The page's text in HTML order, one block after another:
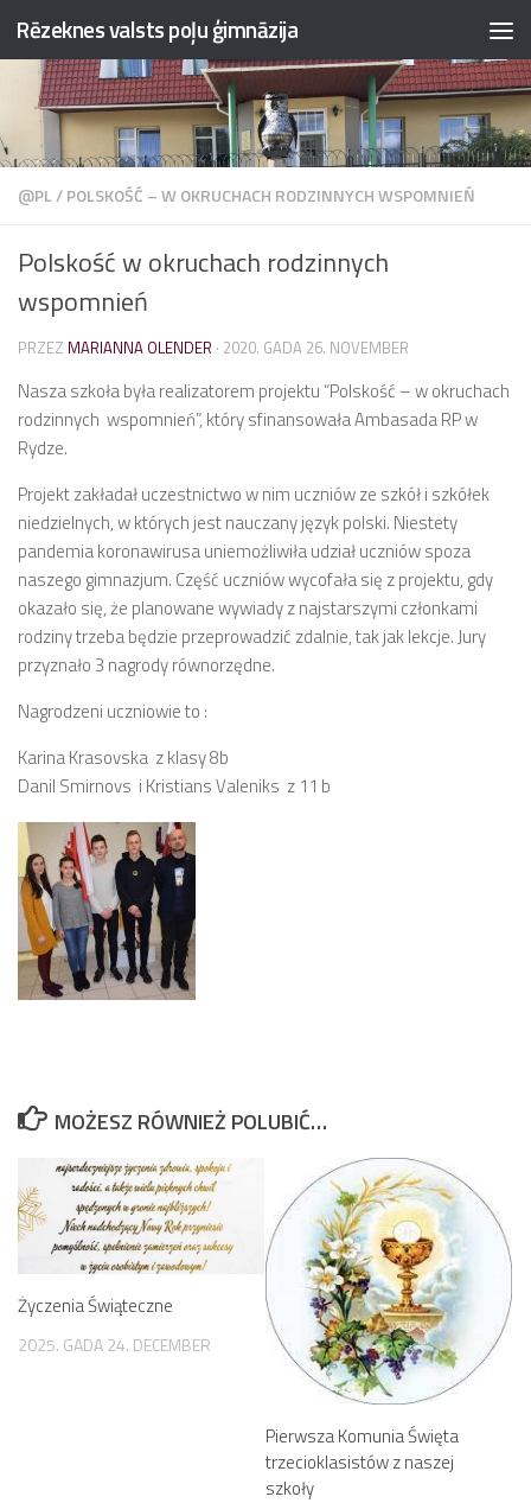
Przejdź do treści
Rēzeknes valsts poļu ģimnāzija
@PL/POLSKOŚĆ – W OKRUCHACH RODZINNYCH WSPOMNIEŃ
Polskość w okruchach rodzinnych
wspomnień
PRZEZ MARIANNA OLENDER · 2020. GADA 26. NOVEMBER
Nasza szkoła była realizatorem projektu “Polskość – w okruchach
rodzinnych wspomnień”, który sfinansowała Ambasada RP w
Rydze.
Projekt zakładał uczestnictwo w nim uczniów ze szkół i szkółek
niedzielnych, w których jest nauczany język polski. Niestety
pandemia koronawirusa uniemożliwiła udział uczniów spoza
naszego gimnazjum. Część uczniów wycofała się z projektu, gdy
okazało się, że planowane wywiady z najstarszymi członkami
rodziny trzeba będzie przeprowadzić zdalnie, tak jak lekcje. Jury
przyznało 3 nagrody równorzędne.
Nagrodzeni uczniowie to :
Karina Krasovska z klasy 8b
Danil Smirnovs i Kristians Valeniks z 11 b
MOŻESZ RÓWNIEŻ POLUBIĆ…
Życzenia Świąteczne
2025. GADA 24. DECEMBER
Pierwsza Komunia Święta
trzecioklasistów z naszej
szkoły